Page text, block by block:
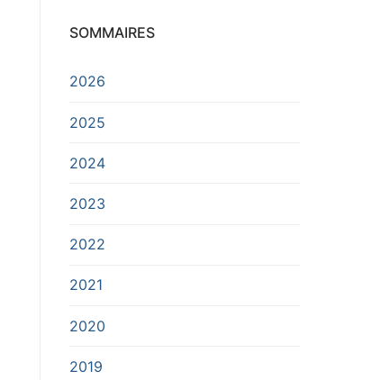
SOMMAIRES
2026
2025
2024
2023
2022
2021
2020
2019